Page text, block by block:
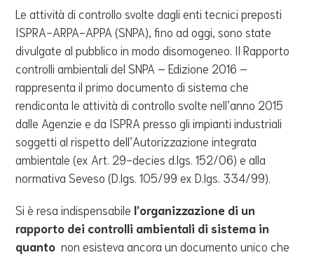
Le attività di controllo svolte dagli enti tecnici preposti
ISPRA-ARPA-APPA (SNPA), fino ad oggi, sono state
divulgate al pubblico in modo disomogeneo. Il Rapporto
controlli ambientali del SNPA – Edizione 2016 –
rappresenta il primo documento di sistema che
rendiconta le attività di controllo svolte nell’anno 2015
dalle Agenzie e da ISPRA presso gli impianti industriali
soggetti al rispetto dell’Autorizzazione integrata
ambientale (ex Art. 29-decies d.lgs. 152/06) e alla
normativa Seveso (D.lgs. 105/99 ex D.lgs. 334/99).
Si è resa indispensabile l’organizzazione di un
rapporto dei controlli ambientali di sistema in
quanto non esisteva ancora un documento unico che